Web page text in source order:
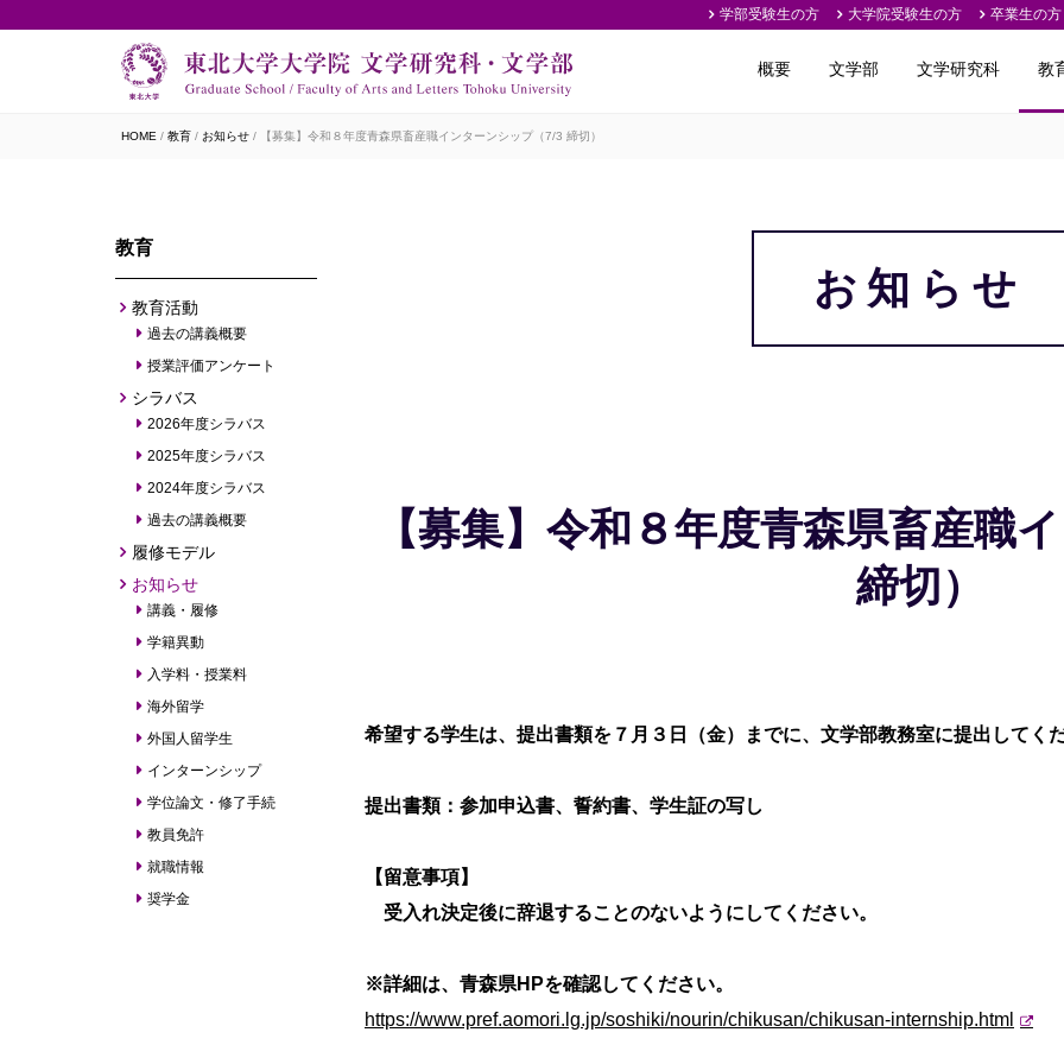
学部受験生の方 大学院受験生の方 卒業生の方
概要 文学部 文学研究科 教
HOME 教育 お知らせ 【募集】令和８年度青森県畜産職インターンシップ（7/3 締切）
お知らせ
【募集】令和８年度青森県畜産職
締切）
希望する学生は、提出書類を７月３日（金）までに、文学部教務室に提出してく
提出書類：参加申込書、誓約書、学生証の写し
【留意事項】
受入れ決定後に辞退することのないようにしてください。
※詳細は、青森県HPを確認してください。
https://www.pref.aomori.lg.jp/soshiki/nourin/chikusan/chikusan-internship.html
教育
教育活動
過去の講義概要
授業評価アンケート
シラバス
2026年度シラバス
2025年度シラバス
2024年度シラバス
過去の講義概要
履修モデル
お知らせ
講義・履修
学籍異動
入学料・授業料
海外留学
外国人留学生
インターンシップ
学位論文・修了手続
教員免許
就職情報
奨学金